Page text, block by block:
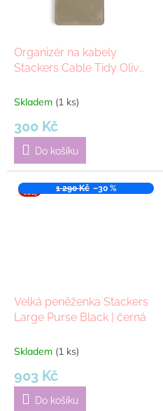
Organizér na kabely
Stackers Cable Tidy Olive
Skladem (1 ks)
300 Kč
Do košíku
ODEJ
1 290 Kč –30 %
​Velká peněženka Stackers
Large Purse Black | černá
Skladem (1 ks)
903 Kč
Do košíku